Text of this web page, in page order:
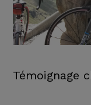
Témoignage